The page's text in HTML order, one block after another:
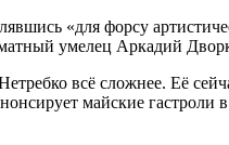
«для форсу
умелец Аркадий
всё сложнее. Её
майские